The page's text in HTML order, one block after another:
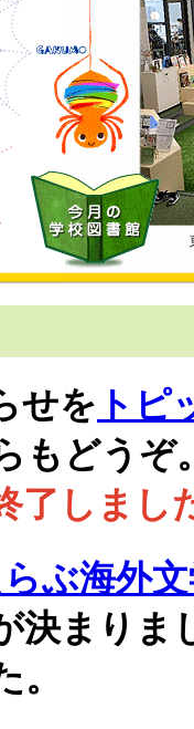
せを トピ
もどうぞ
了しまし
らぶ海外
決まりま